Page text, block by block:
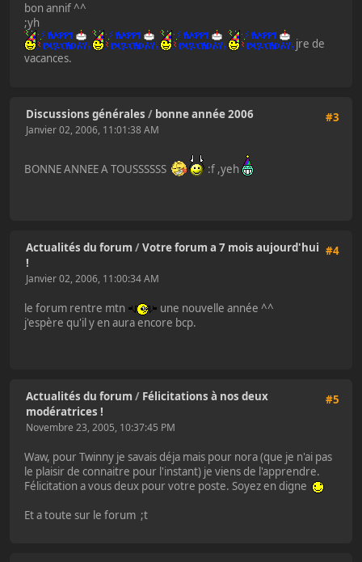
bon annif ^^
;yh
jre de
vacances.
#3
Discussions générales / bonne année 2006
Janvier 02, 2006, 11:01:38 AM
BONNE ANNEE A TOUSSSSSS :f ,yeh
#4
Actualités du forum /Votre forum a 7 mois aujourd'hui
!
Janvier 02, 2006, 11:00:34 AM
le forum rentre mtn
une nouvelle année ^^
j'espère qu'il y en aura encore bcp.
#5
Actualités du forum / Félicitations à nos deux
modératrices !
Novembre 23, 2005, 10:37:45 PM
Waw, pour Twinny je savais déja mais pour nora (que je n'ai pas
le plaisir de connaitre pour l'instant) je viens de l'apprendre.
Félicitation a vous deux pour votre poste. Soyez en digne
Et a toute sur le forum ;t